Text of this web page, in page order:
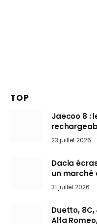
TOP
Jaecoo 8 :
arrive en
23 juillet 2026
Dacia
un marché
31 juillet 2026
Duetto,
Alfa